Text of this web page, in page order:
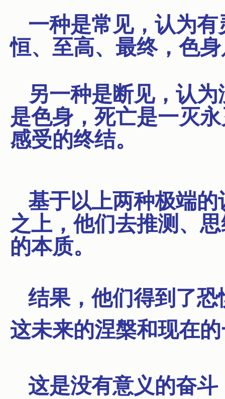
一种是常见，认为
恒、至高、最终，色
另一种是断见，认
是色身，死亡是一灭
感受的终结。
基于以上两种极端
之上，他们去推测、
的本质。
结果，他们得到了
这未来的涅槃和现在
这是没有意义的奋